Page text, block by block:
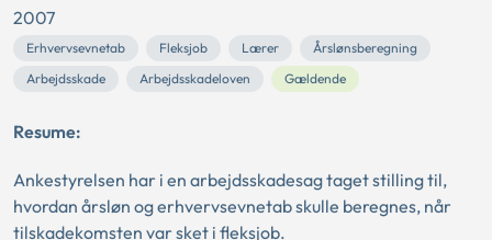
2007
Erhvervsevnetab Fleksjob Lærer
Årslønsberegning
Arbejdsskade
Arbejdsskadeloven Gældende
Resume:
Ankestyrelsen har i en arbejdsskadesag taget stilling til,
hvordan årsløn og erhvervsevnetab skulle beregnes, når
tilskadekomsten var sket i fleksjob.